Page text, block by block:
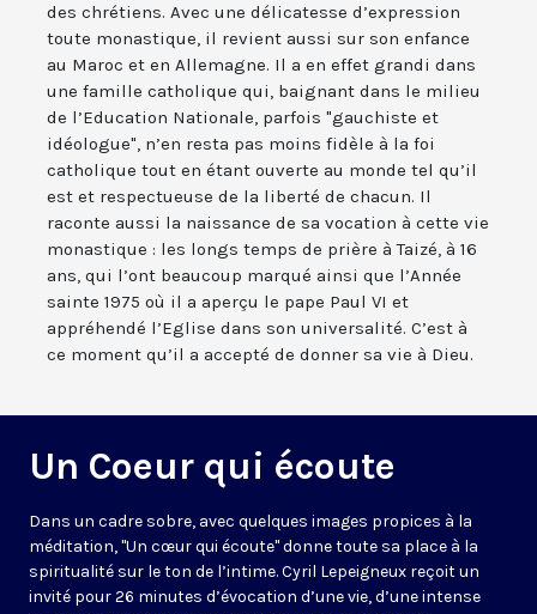
des chrétiens. Avec une délicatesse d’expression
toute monastique, il revient aussi sur son enfance
au Maroc et en Allemagne. Il a en effet grandi dans
une famille catholique qui, baignant dans le milieu
de l’Education Nationale, parfois "gauchiste et
idéologue", n’en resta pas moins fidèle à la foi
catholique tout en étant ouverte au monde tel qu’il
est et respectueuse de la liberté de chacun. Il
raconte aussi la naissance de sa vocation à cette vie
monastique : les longs temps de prière à Taizé, à 16
ans, qui l’ont beaucoup marqué ainsi que l’Année
sainte 1975 où il a aperçu le pape Paul VI et
appréhendé l’Eglise dans son universalité. C’est à
ce moment qu’il a accepté de donner sa vie à Dieu.
Un Coeur qui écoute
Dans un cadre sobre, avec quelques images propices à la
méditation, "Un cœur qui écoute" donne toute sa place à la
spiritualité sur le ton de l’intime. Cyril Lepeigneux reçoit un
invité pour 26 minutes d’évocation d’une vie, d’une intense